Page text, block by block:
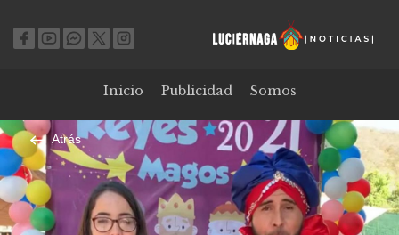
Inicio Publicidad Somos
Atrás